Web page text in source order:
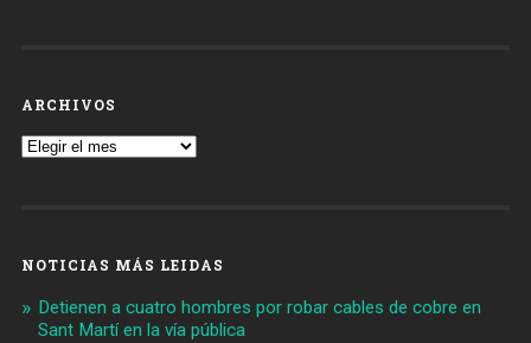
ARCHIVOS
Archivos
NOTICIAS MÁS LEIDAS
Detienen a cuatro hombres por robar cables de cobre en
Sant Martí en la vía pública